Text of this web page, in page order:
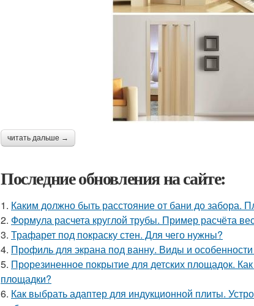
читать дальше →
Последние обновления на сайте:
1. Каким должно быть расстояние от бани до забора.
2. Формула расчета круглой трубы. Пример расчёта
3. Трафарет под покраску стен. Для чего нужны?
4. Профиль для экрана под ванну. Виды и
5. Прорезиненное покрытие для детских площадок.
площадки?
6. Как выбрать адаптер для индукционной плиты.